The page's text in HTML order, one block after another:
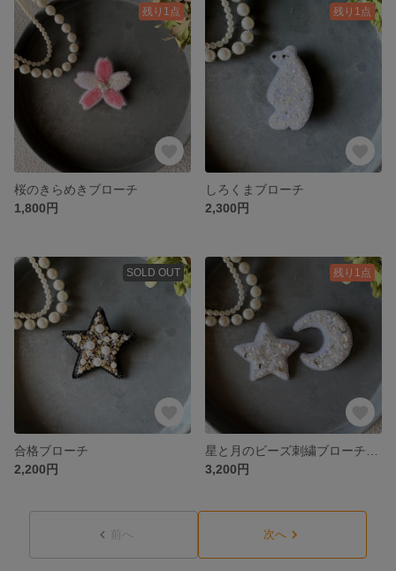
残り1点
桜のきらめきブローチ
1,800円
残り1点
しろくまブローチ
2,300円
SOLD OUT
合格ブローチ
2,200円
残り1点
3,200円
前へ 次へ